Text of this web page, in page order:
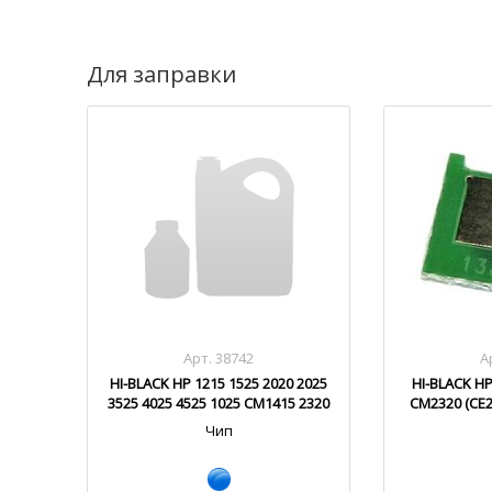
Для заправки
Арт. 38742
HI-BLACK HP 1215 1525 2020 2025
3525 4025 4525 1025 CM1415 2320
Cyan
Чип
HI-BLACK
CM2320